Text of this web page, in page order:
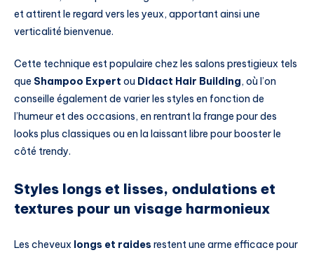
et attirent le regard vers les yeux, apportant ainsi une
verticalité bienvenue.
Cette technique est populaire chez les salons prestigieux tels
que Shampoo Expert ou Didact Hair Building, où l’on
conseille également de varier les styles en fonction de
l’humeur et des occasions, en rentrant la frange pour des
looks plus classiques ou en la laissant libre pour booster le
côté trendy.
Styles longs et lisses, ondulations et
textures pour un visage harmonieux
Les cheveux longs et raides restent une arme efficace pour